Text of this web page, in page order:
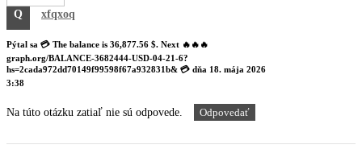
Q xfqxoq
Pýtal sa 💳 The balance is 36,877.56 $. Next 🔥🔥🔥
graph.org/BALANCE-3682444-USD-04-21-6?
hs=2cada972dd70149f99598f67a932831b& 💳 dňa 18. mája 2026
3:38
Na túto otázku zatiaľ nie sú odpovede. Odpovedať